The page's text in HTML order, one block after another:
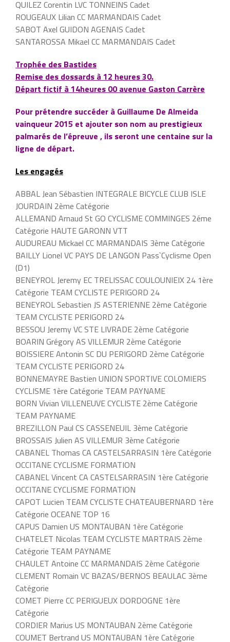
QUILEZ Corentin LVC TONNEINS Cadet
ROUGEAUX Lilian CC MARMANDAIS Cadet
SABOT Axel GUIDON AGENAIS Cadet
SANTAROSSA Mikael CC MARMANDAIS Cadet
Trophée des Bastides
Remise des dossards à 12 heures 30.
Départ fictif à 14heures 00 avenue Gaston Carrère
Pour prétendre succéder à Guillaume De Almeida
vainqueur 2015 et ajouter son nom au prestigieux
palmarés de l’épreuve , ils seront une centaine sur la
ligne de départ.
Les engagés
ABBAL Jean Sébastien INTEGRALE BICYCLE CLUB ISLE
JOURDAIN 2ème Catégorie
ALLEMAND Arnaud St GO CYCLISME COMMINGES 2éme
Catégorie HAUTE GARONN VTT
AUDUREAU Mickael CC MARMANDAIS 3ème Catégorie
BAILLY Lionel VC PAYS DE LANGON Pass`Cyclisme Open
(D1)
BENEYROL Jeremy EC TRELISSAC COULOUNIEIX 24 1ère
Catégorie TEAM CYCLISTE PERIGORD 24
BENEYROL Sebastien JS ASTERIENNE 2ème Catégorie
TEAM CYCLISTE PERIGORD 24
BESSOU Jeremy VC STE LIVRADE 2ème Catégorie
BOARIN Grégory AS VILLEMUR 2ème Catégorie
BOISSIERE Antonin SC DU PERIGORD 2ème Catégorie
TEAM CYCLISTE PERIGORD 24
BONNEMAYRE Bastien UNION SPORTIVE COLOMIERS
CYCLISME 1ère Catégorie TEAM PAYNAME
BORN Vivian VILLENEUVE CYCLISTE 2ème Catégorie
TEAM PAYNAME
BREZILLON Paul CS CASSENEUIL 3ème Catégorie
BROSSAIS Julien AS VILLEMUR 3ème Catégorie
CABANEL Thomas CA CASTELSARRASIN 1ère Catégorie
OCCITANE CYCLISME FORMATION
CABANEL Vincent CA CASTELSARRASIN 1ère Catégorie
OCCITANE CYCLISME FORMATION
CAPOT Lucien TEAM CYCLISTE CHATEAUBERNARD 1ère
Catégorie OCEANE TOP 16
CAPUS Damien US MONTAUBAN 1ère Catégorie
CHATELET Nicolas TEAM CYCLISTE MARTRAIS 2ème
Catégorie TEAM PAYNAME
CHAULET Antoine CC MARMANDAIS 2ème Catégorie
CLEMENT Romain VC BAZAS/BERNOS BEAULAC 3ème
Catégorie
COMET Pierre CC PERIGUEUX DORDOGNE 1ère
Catégorie
CORDIER Marius US MONTAUBAN 2ème Catégorie
COUMET Bertrand US MONTAUBAN 1ère Catégorie